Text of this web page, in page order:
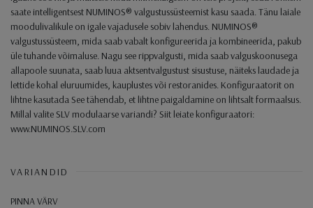
saate intelligentsest NUMINOS® valgustussüsteemist kasu saada. Tänu laiale
moodulivalikule on igale vajadusele sobiv lahendus. NUMINOS®
valgustussüsteem, mida saab vabalt konfigureerida ja kombineerida, pakub
üle tuhande võimaluse. Nagu see rippvalgusti, mida saab valguskoonusega
allapoole suunata, saab luua aktsentvalgustust sisustuse, näiteks laudade ja
lettide kohal eluruumides, kauplustes või restoranides. Konfiguraatorit on
lihtne kasutada See tähendab, et lihtne paigaldamine on lihtsalt formaalsus.
Millal valite SLV modulaarse variandi? Siit leiate konfiguraatori:
www.NUMINOS.SLV.com
VARIANDID
PINNA VÄRV